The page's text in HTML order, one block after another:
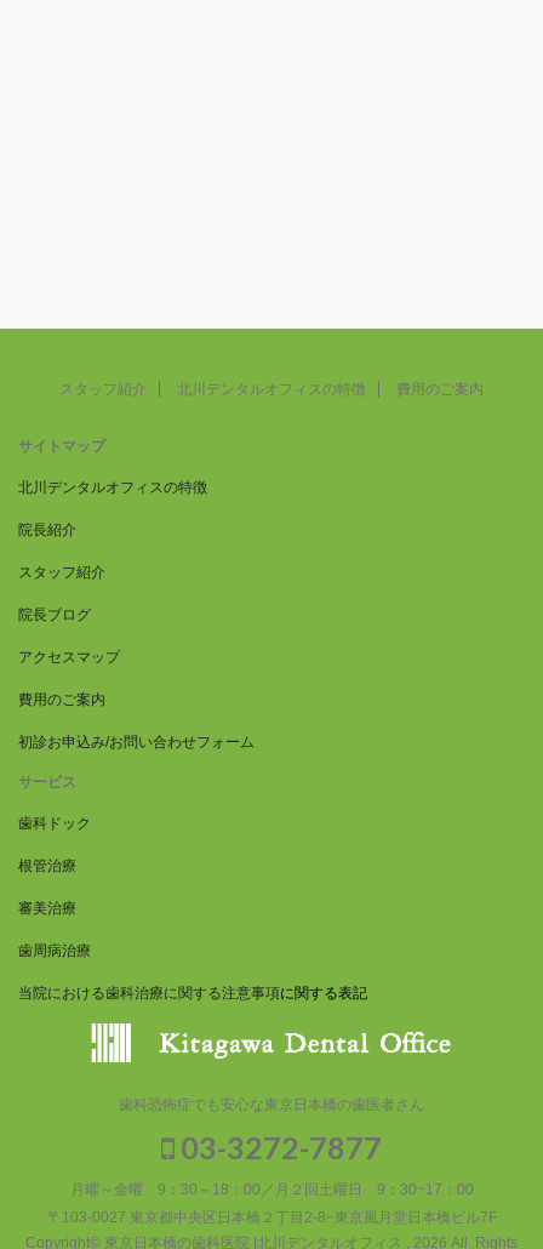
スタッフ紹介 北川デンタルオフィスの特徴 費用のご案内
サイトマップ
北川デンタルオフィスの特徴
院長紹介
スタッフ紹介
院長ブログ
アクセスマップ
費用のご案内
初診お申込み/お問い合わせフォーム
サービス
歯科ドック
根管治療
審美治療
歯周病治療
当院における歯科治療に関する注意事項に関する表記
歯科恐怖症でも安心な東京日本橋の歯医者さん
03-3272-7877
月曜～金曜 9：30～18：00／月２回土曜日 9：30~17：00
〒103-0027 東京都中央区日本橋２丁目2-8−東京風月堂日本橋ビル7F
Copyright© 東京日本橋の歯科医院 |北川デンタルオフィス , 2026 All Rights